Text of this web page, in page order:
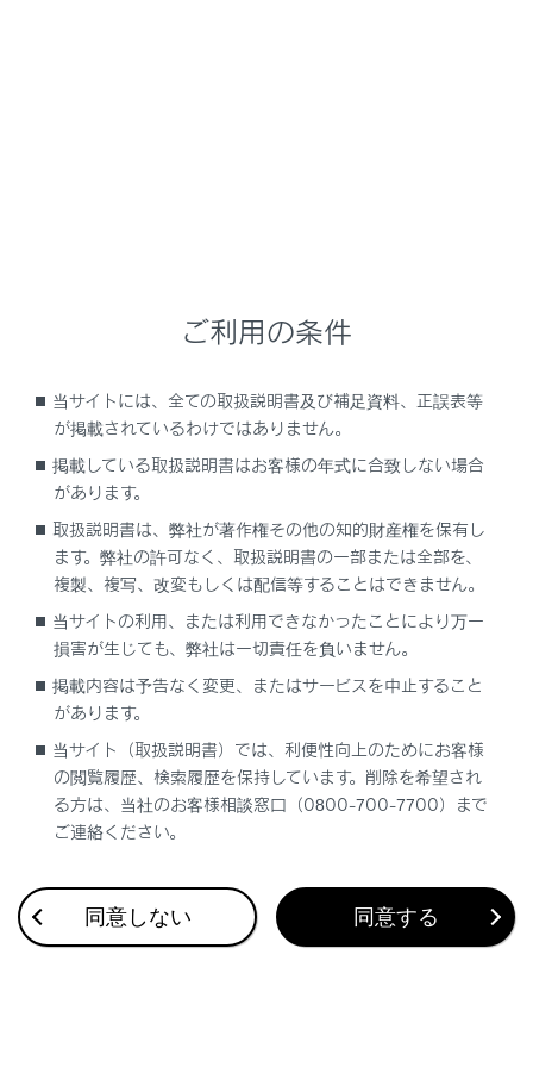
ることにより、雨や霧などの悪天候下での視界を確保す
マルチウェザーライトのON／OFF切りかえ
合わせて見られているページ
デジタルインナーミラーのまぶしさを軽減させる（鏡面ミラ
ーモード）
雨の日の視界の確保
自動的にロービームとハイビームを切りかえる
このページは役に立ちましたか？
ご利用の条件
当サイトには、全ての取扱説明書及び補足資料、正誤表等
が掲載されているわけではありません。
掲載している取扱説明書はお客様の年式に合致しない場合
があります。
取扱説明書は、弊社が著作権その他の知的財産権を保有し
ます。弊社の許可なく、取扱説明書の一部または全部を、
複製、複写、改変もしくは配信等することはできません。
当サイトの利用、または利用できなかったことにより万一
損害が生じても、弊社は一切責任を負いません。
掲載内容は予告なく変更、またはサービスを中止すること
があります。
当サイト（取扱説明書）では、利便性向上のためにお客様
の閲覧履歴、検索履歴を保持しています。削除を希望され
る方は、当社のお客様相談窓口（0800-700-7700）まで
ご連絡ください。
同意しない 同意する